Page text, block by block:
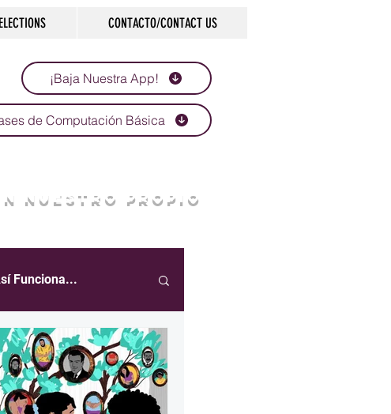
CONTACTO/CONTACT US
¡Baja Nuestra App!
de Computación Básica
NUESTRO PROPIO
Funciona...
Deportes
Escuelas Calles